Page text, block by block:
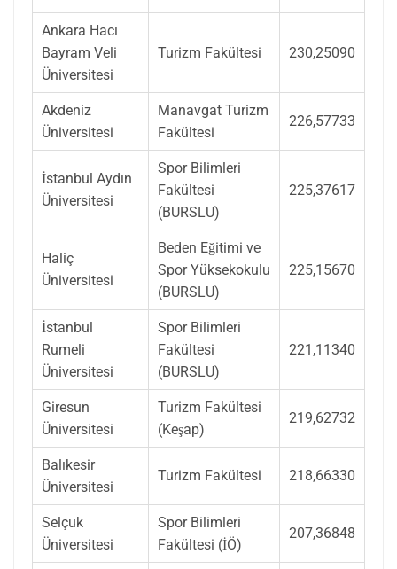
Ankara Hacı
Bayram Veli
Üniversitesi
Turizm Fakültesi 230,25090
Akdeniz
Üniversitesi
Manavgat Turizm
Fakültesi
226,57733
İstanbul Aydın
Üniversitesi
Spor Bilimleri
Fakültesi
(BURSLU)
225,37617
Haliç
Üniversitesi
Beden Eğitimi ve
Spor Yüksekokulu
(BURSLU)
225,15670
İstanbul
Rumeli
Üniversitesi
Spor Bilimleri
Fakültesi
(BURSLU)
221,11340
Giresun
Üniversitesi
Turizm Fakültesi
(Keşap)
219,62732
Balıkesir
Üniversitesi
Turizm Fakültesi 218,66330
Selçuk
Üniversitesi
Spor Bilimleri
Fakültesi (İÖ)
207,36848